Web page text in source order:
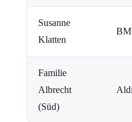
Susanne
Klatten
Familie
Albrecht
(Süd)